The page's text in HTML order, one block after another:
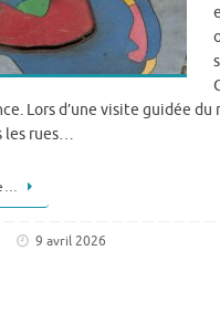
​Lors d’une visite guidée du
les rues…
9 avril 2026